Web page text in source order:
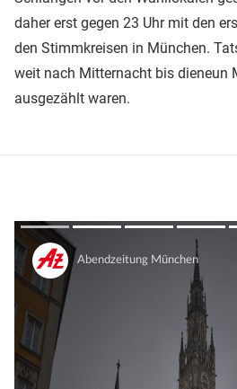
daher erst gegen 23 Uhr mit den
den Stimmkreisen in München.
weit nach Mitternacht bis dieneun
ausgezählt waren.